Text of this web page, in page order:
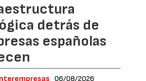
detrás de
españolas
06/08/2026